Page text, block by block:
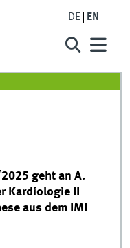
DE EN
geht an A.
Kardiologie II
aus dem IMI